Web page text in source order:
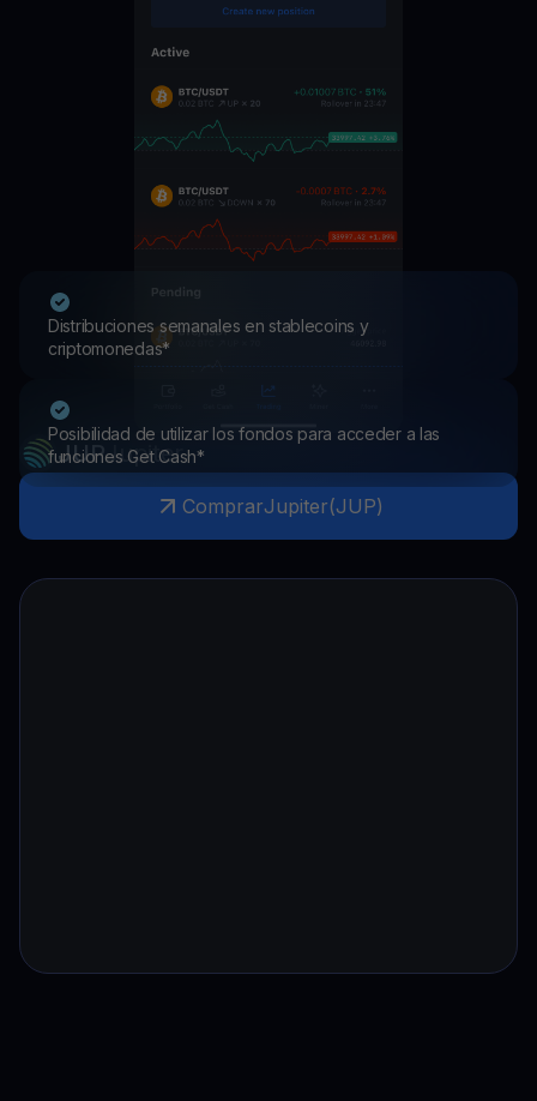
Distribuciones semanales en stablecoins y
criptomonedas*
Posibilidad de utilizar los fondos para acceder a las
funciones Get Cash*
JUPJupiter
ComprarJupiter(JUP)